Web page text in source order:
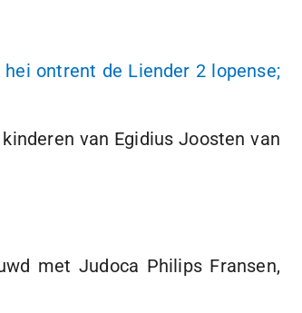
ontrent de Liender 2 lopense;
van Egidius Joosten van
met Judoca Philips Fransen,